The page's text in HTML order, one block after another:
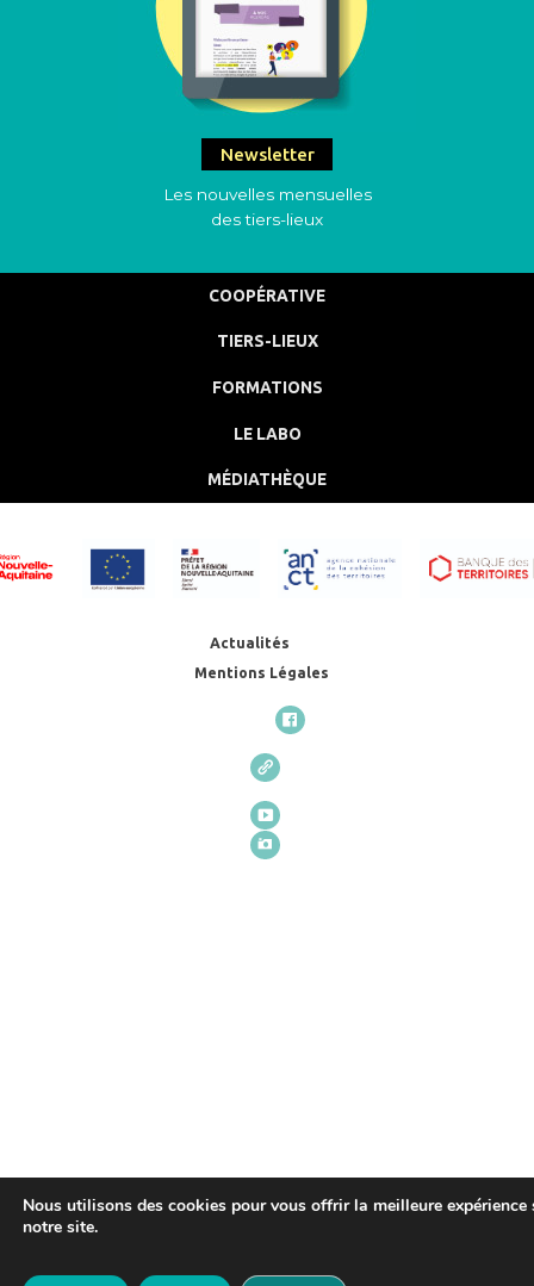
Newsletter
Les nouvelles mensuelles
des tiers-lieux
COOPÉRATIVE
TIERS-LIEUX
FORMATIONS
LE LABO
MÉDIATHÈQUE
Actualités
Mentions Légales
Nous utilisons des cookies pour vous offrir la meilleure expérience
notre site.